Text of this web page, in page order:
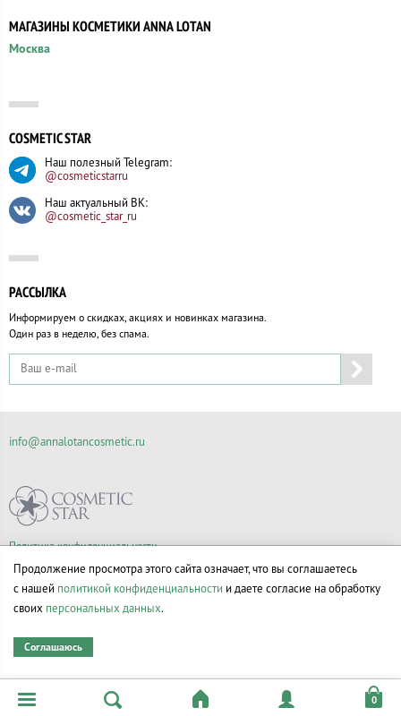
МАГАЗИНЫ КОСМЕТИКИ ANNA LOTAN
Москва
COSMETIC STAR
Наш полезный Telegram:
@cosmeticstarru
Наш актуальный ВК:
@cosmetic_star_ru
РАССЫЛКА
Информируем о скидках, акциях и новинках магазина.
Один раз в неделю, без спама.
Политика конфиденциальности
Правила продажи товаров
Согласие на обработку персональных данных
info@annalotancosmetic.ru
© Все права на товарные знаки принадлежат их законным владельцам.
Продолжение просмотра этого сайта означает, что вы соглашаетесь
с нашей политикой конфиденциальности и даете согласие на обработку
своих персональных данных.
Соглашаюсь